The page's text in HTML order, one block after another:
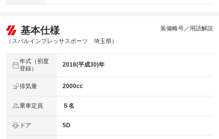
基本仕様
（スバルインプレッサスポーツ 埼玉県）
装備略号／用語解説
年式（初度
登録）
2018(平成30)年
排気量 2000cc
乗車定員 ５名
ドア 5D